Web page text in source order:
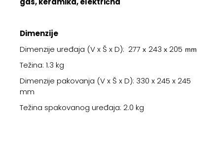
Dimenzije
Dimenzije uređaja (V x Š x D): 277 x 243 x 205 mm
Težina: 1.3 kg
Dimenzije pakovanja (V x Š x D): 330 x 245 x 245
mm
Težina spakovanog uređaja: 2.0 kg